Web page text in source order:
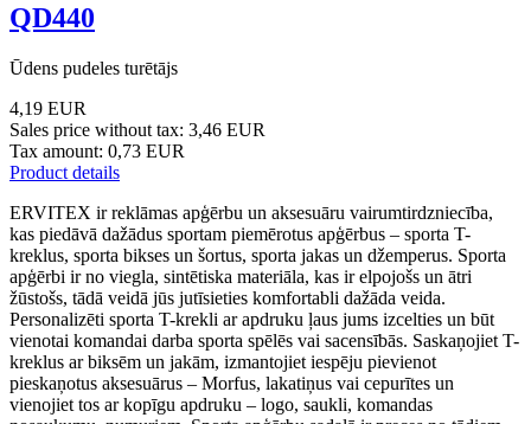
QD440
Ūdens pudeles turētājs
4,19 EUR
Sales price without tax: 3,46 EUR
Tax amount: 0,73 EUR
Product details
ERVITEX ir reklāmas apģērbu un aksesuāru vairumtirdzniecība,
kas piedāvā dažādus sportam piemērotus apģērbus – sporta T-
kreklus, sporta bikses un šortus, sporta jakas un džemperus. Sporta
apģērbi ir no viegla, sintētiska materiāla, kas ir elpojošs un ātri
žūstošs, tādā veidā jūs jutīsieties komfortabli dažāda veida.
Personalizēti sporta T-krekli ar apdruku ļaus jums izcelties un būt
vienotai komandai darba sporta spēlēs vai sacensībās. Saskaņojiet T-
kreklus ar biksēm un jakām, izmantojiet iespēju pievienot
pieskaņotus aksesuārus – Morfus, lakatiņus vai cepurītes un
vienojiet tos ar kopīgu apdruku – logo, saukli, komandas